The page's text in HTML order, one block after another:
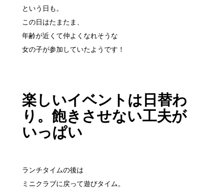
という日も。
この日はたまたま、
年齢が近くて仲よくなれそうな
女の子が参加していたようです！
楽しいイベントは日替わ
り。飽きさせない工夫が
いっぱい
ランチタイムの後は
ミニクラブに戻って遊びタイム。